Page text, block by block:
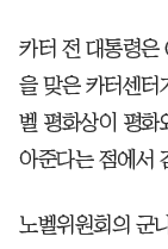
카터 전 대통령은
을 맞은 카터센터
벨 평화상이 평화
아준다는 점에서
노벨위원회의 군